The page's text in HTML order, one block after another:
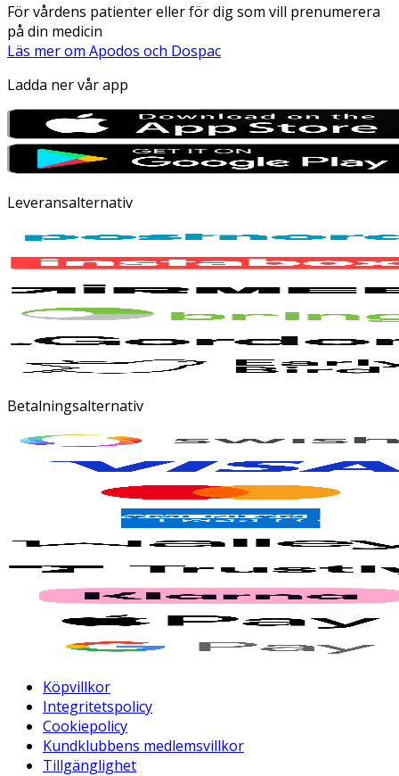
För vårdens patienter eller för dig som vill prenumerera
på din medicin
Läs mer om Apodos och Dospac
Ladda ner vår app
Leveransalternativ
Betalningsalternativ
Köpvillkor
Integritetspolicy
Cookiepolicy
Kundklubbens medlemsvillkor
Tillgänglighet